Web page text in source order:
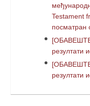
Testament
посматран
резултати
резултати